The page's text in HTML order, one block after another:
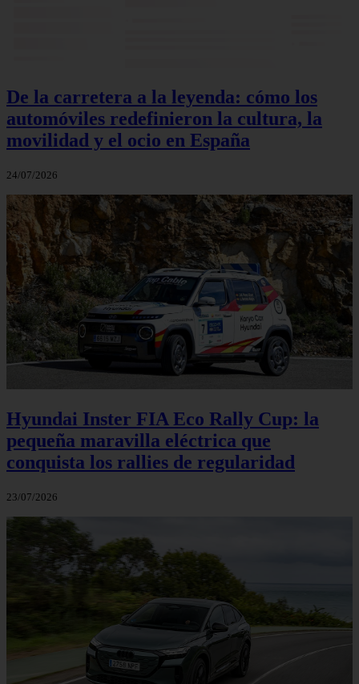
De la carretera a la leyenda: cómo los
automóviles redefinieron la cultura, la
movilidad y el ocio en España
24/07/2026
Hyundai Inster FIA Eco Rally Cup: la
pequeña maravilla eléctrica que
conquista los rallies de regularidad
23/07/2026